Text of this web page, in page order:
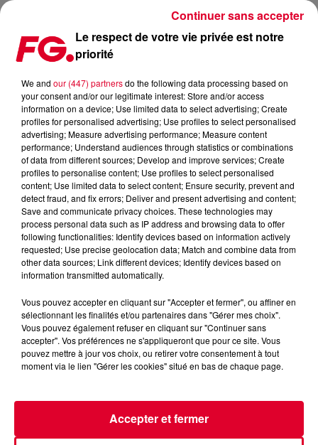
« FORCE MAJEUR », LE PREMIER SINGLE DE GASPARD AUGÉ ENFIN DÉVOILÉ !
Publié : 17 février 2021 à 19h07 par Patrick Urban
Pedro Winter, boss du label influent
Ed Banger, a dévoilé, lors d'un set
pour Brut.club, l'intégralité de Force
Majeur tout nouvel extrait du
prochain album solo de Gaspard
Augé, la moitié de Justice.
Le respect de votre vie privée est notre
priorité
We and our (447) partnersdo the following data processing based on
your consent and/or our legitimate interest: Store and/or access
information on a device; Use limited data to select advertising; Create
profiles for personalised advertising; Use profiles to select personalised
advertising; Measure advertising performance; Measure content
performance; Understand audiences through statistics or combinations
of data from different sources; Develop and improve services; Create
profiles to personalise content; Use profiles to select personalised
content; Use limited data to select content; Ensure security, prevent and
detect fraud, and fix errors; Deliver and present advertising and content;
Save and communicate privacy choices. These technologies may
process personal data such as IP address and browsing data to offer
following functionalities: Identify devices based on information actively
requested; Use precise geolocation data; Match and combine data from
other data sources; Link different devices; Identify devices based on
information transmitted automatically.
Vous pouvez accepter en cliquant sur "Accepter et fermer", ou affiner en
sélectionnant les finalités et/ou partenaires dans "Gérer mes choix".
Vous pouvez également refuser en cliquant sur "Continuer sans
accepter". Vos préférences ne s'appliqueront que pour ce site. Vous
pouvez mettre à jour vos choix, ou retirer votre consentement à tout
moment via le lien "Gérer les cookies" situé en bas de chaque page.
Accepter et fermer
Continuer sans accepter